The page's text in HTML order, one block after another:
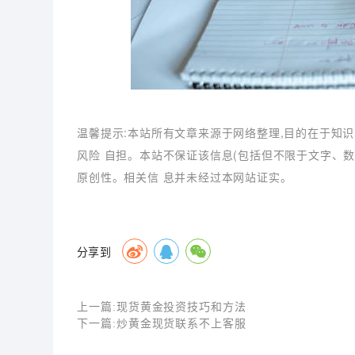
温馨提示:本站所有文章来源于网络整理,目的在于知
风险 自担。本站不保证该信息(包括但不限于文字、
原创性。相关信 息并未经过本网站证实。
分享到
上一篇:现货黄金投资技巧和方法
下一篇:炒黄金现货联系不上客服